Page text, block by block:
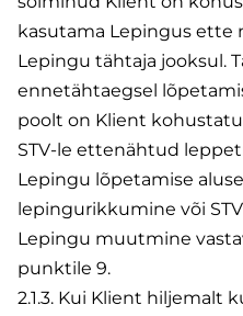
kasutama Lepingus
Lepingu tähtaja jooksul.
ennetähtaegsel
poolt on Klient
STV-le ettenähtud
Lepingu lõpetamise
lepingurikkumine või
Lepingu muutmine
punktile 9.
2.1.3. Kui Klient hiljemalt